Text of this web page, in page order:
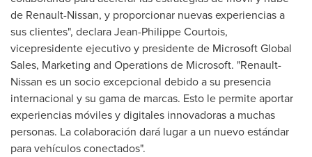
de Renault-Nissan, y proporcionar nuevas experiencias a
sus clientes", declaraJean-Philippe Courtois,
vicepresidente ejecutivo y presidente de Microsoft Global
Sales, Marketing and Operations de Microsoft. "Renault-
Nissan es un socio excepcional debido a su presencia
internacional y su gama de marcas. Esto le permite aportar
experiencias móviles y digitales innovadoras a muchas
personas. La colaboración dará lugar a un nuevo estándar
para vehículos conectados".